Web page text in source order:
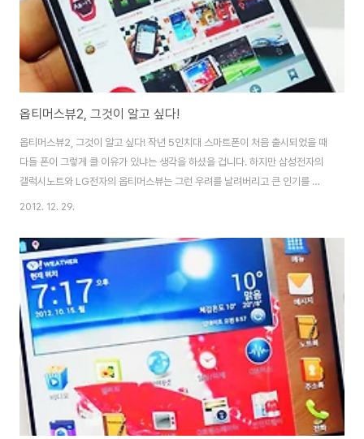
옵티머스뷰2, 그것이 알고 싶다!
옵티머스뷰2, 그것이 알고 싶다! 작년 5인치대 스마트폰이 처음 출시되었을 때
다들 폰이 그렇게 클 이유가 있냐는 생각을 하셨을 겁니다. 하지만 삼성전자의
갤럭시노트와 LG전자의 옵티머스뷰는 그런 우려를 날려버리고 큰 인기를 끌
었는데요. 올해 하반기 5인치 스마트폰이 제조사별로 대거 출시되면서 이제는
노트2와 LG전자의 옵티머스뷰2 그리고 팬택의 베가S5, R3 등 올해는 5인치
스마트폰들이 대거 출시되었는데요. 이번에는 LG전자의 4:3 비율 5인치 스마
트폰 옵티머스뷰2를 소개해볼까 합니다. 옵티머스뷰2는 작년에 출시한 전작
옵티머스뷰1과 큰 차이가 없어 보입니다. 옵티머스뷰2는 전작과 같은 5인치
4:3 화면비의 디스플레이를 그..
2012. 12. 29.